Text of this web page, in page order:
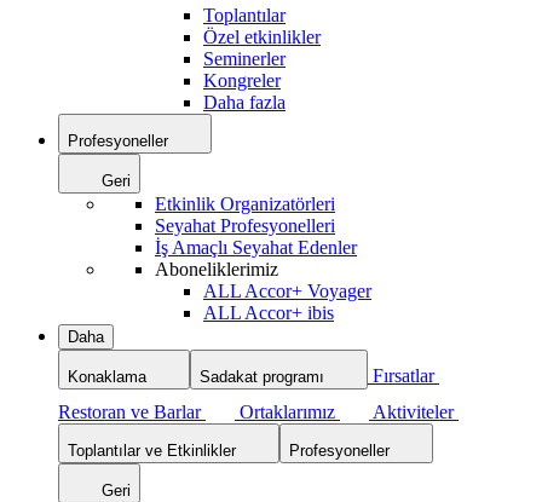
Toplantılar
Özel etkinlikler
Seminerler
Kongreler
Daha fazla
Profesyoneller
Geri
Etkinlik Organizatörleri
Seyahat Profesyonelleri
İş Amaçlı Seyahat Edenler
Aboneliklerimiz
ALL Accor+ Voyager
ALL Accor+ ibis
Daha
Konaklama Sadakat programı
Fırsatlar
Restoran ve Barlar
Ortaklarımız Aktiviteler
Toplantılar ve Etkinlikler Profesyoneller
Geri